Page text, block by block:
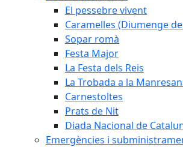
El pessebre vivent
Caramelles (Diumenge
Sopar romà
Festa Major
La Festa dels Reis
La Trobada a la
Carnestoltes
Prats de Nit
Diada Nacional de
Emergències i